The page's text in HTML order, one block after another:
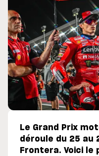
Le Grand Prix
déroule du 25 au
Frontera. Voici le